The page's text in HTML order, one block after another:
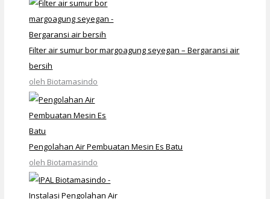
Filter air sumur bor margoagung seyegan – Bergaransi air
bersih
oleh Biotamasindo
Pengolahan Air Pembuatan Mesin Es Batu
oleh Biotamasindo